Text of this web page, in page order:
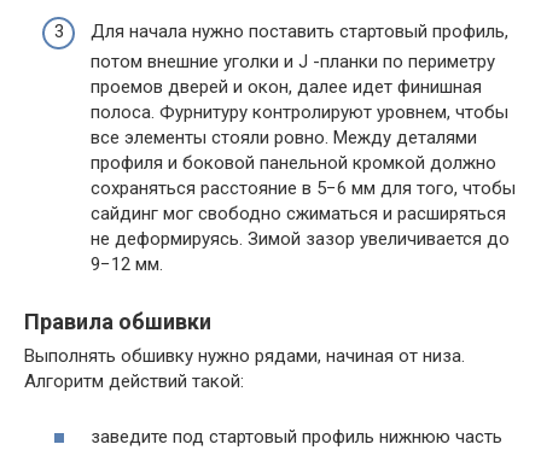
Для начала нужно поставить стартовый профиль,
потом внешние уголки и J -планки по периметру
проемов дверей и окон, далее идет финишная
полоса. Фурнитуру контролируют уровнем, чтобы
все элементы стояли ровно. Между деталями
профиля и боковой панельной кромкой должно
сохраняться расстояние в 5−6 мм для того, чтобы
сайдинг мог свободно сжиматься и расширяться
не деформируясь. Зимой зазор увеличивается до
9−12 мм.
Правила обшивки
Выполнять обшивку нужно рядами, начиная от низа.
Алгоритм действий такой:
заведите под стартовый профиль нижнюю часть